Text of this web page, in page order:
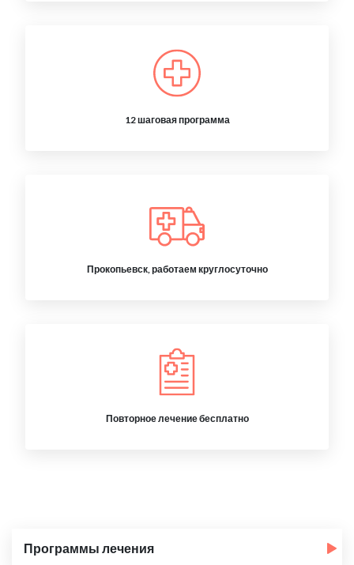
12 шаговая программа
Прокопьевск, работаем круглосуточно
Повторное лечение бесплатно
Программы лечения